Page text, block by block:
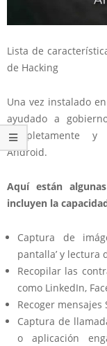
Lista de
de Hacking
Una vez instalado
ayudado a
completamente y
Android.
Aquí están
incluyen la
Captura de
pantalla’ y
Recopilar las
como LinkedIn,
Recoger mensajes
Captura de
o aplicación